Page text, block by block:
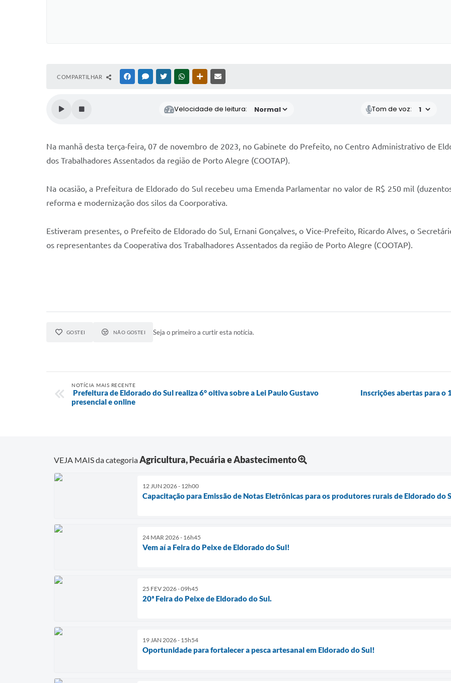
COMPARTILHAR FACEBOOKMESSENGER
TWITTERWHATSAPPOUTRAS MÍDIAS
Velocidade de leitura: Tom de voz:
Na manhã desta terça-feira, 07 de novembro de 2023, no Gabinete do Prefeito, no Centro Administrativo de
dos Trabalhadores Assentados da região de Porto Alegre (COOTAP).
Na ocasião, a Prefeitura de Eldorado do Sul recebeu uma Emenda Parlamentar no valor de R$ 250 mil
reforma e modernização dos silos da Coorporativa.
Estiveram presentes, o Prefeito de Eldorado do Sul, Ernani Gonçalves, o Vice-Prefeito, Ricardo Alves, o
os representantes da Cooperativa dos Trabalhadores Assentados da região de Porto Alegre (COOTAP).
GOSTEI NÃO GOSTEI Seja o primeiro a curtir esta notícia.
NOTÍCIA MAIS RECENTE
Prefeitura de Eldorado do Sul realiza 6° oitiva sobre a Lei Paulo Gustavo
presencial e online
Inscrições abertas para o
VEJA MAIS da categoriaAgricultura, Pecuária e Abastecimento
12 JUN 2026 - 12h00
Capacitação para Emissão de Notas Eletrônicas para os produtores rurais de Eldorado do
24 MAR 2026 - 16h45
Vem aí a Feira do Peixe de Eldorado do Sul!
25 FEV 2026 - 09h45
20ª Feira do Peixe de Eldorado do Sul.
19 JAN 2026 - 15h54
Oportunidade para fortalecer a pesca artesanal em Eldorado do Sul!